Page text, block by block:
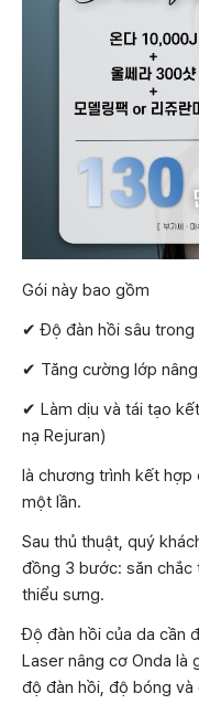
Gói này bao gồm
✔ Độ đàn hồi sâu trong
✔ Tăng cường lớp
✔ Làm dịu và tái tạo
nạ Rejuran)
là chương trình kết
một lần.
Sau thủ thuật, quý
đồng 3 bước: săn chắc
thiểu sưng.
Độ đàn hồi của da cần
Laser nâng cơ Onda là
độ đàn hồi, độ bóng